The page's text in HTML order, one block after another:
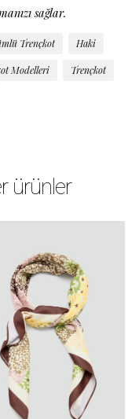
sağlar.
Trençkot Haki
Modelleri Trençkot
ürünler